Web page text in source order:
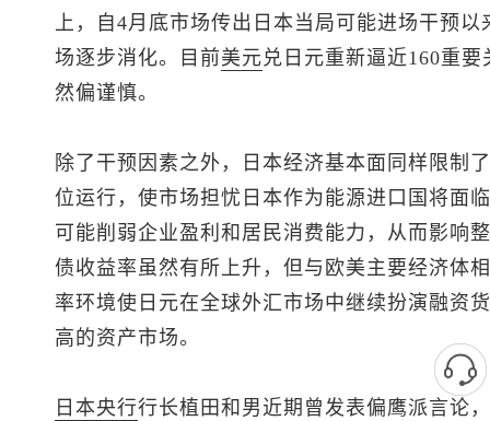
上，自4月底市场传出日本当局可能进场干预
场逐步消化。目前美元兑日元重新逼近160重
然偏谨慎。
除了干预因素之外，日本经济基本面同样限制
位运行，使市场担忧日本作为能源进口国将面
可能削弱企业盈利和居民消费能力，从而影响
债收益率虽然有所上升，但与欧美主要经济体
率环境使日元在全球外汇市场中继续扮演融资
高的资产市场。
日本央行行长植田和男近期曾发表偏鹰派言论